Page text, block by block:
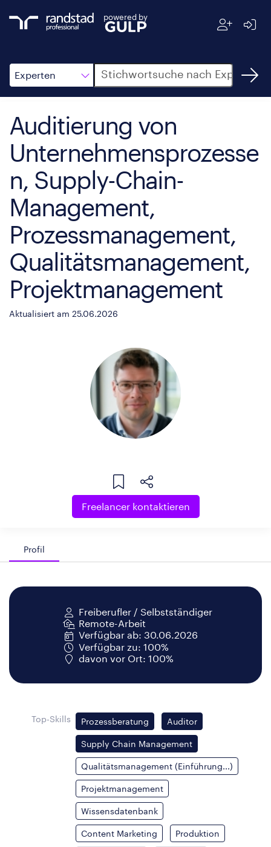
powered by
Experten
Suche
Auditierung von
Unternehmensprozesse
n, Supply-Chain-
Management,
Prozessmanagement,
Qualitätsmanagement,
Projektmanagement
Aktualisiert am 25.06.2026
Freelancer kontaktieren
Profil
Freiberufler / Selbstständiger
Remote-Arbeit
Verfügbar ab: 30.06.2026
Verfügbar zu: 100%
davon vor Ort: 100%
Top-Skills Prozessberatung Auditor
Supply Chain Management
Qualitätsmanagement (Einführung...)
Projektmanagement
Wissensdatenbank
Content Marketing Produktion